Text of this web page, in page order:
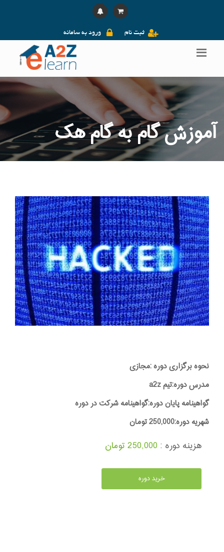
ورود به سامانه ثبت نام
آموزش گام به گام هک
نحوه برگزاری دوره :مجازی
مدرس دوره:تیم a2z
گواهینامه پایان دوره:گواهینامه شرکت در دوره
شهریه دوره:250,000 تومان
هزینه دوره : 250,000 تومان
خرید دوره